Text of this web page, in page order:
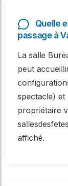
Quelle
passage à
La salle
peut
spectacle)
propriétaire
affiché.